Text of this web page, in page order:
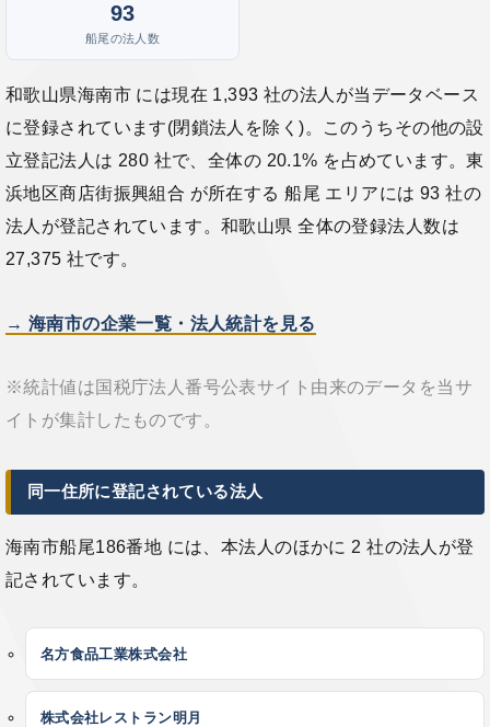
93
船尾の法人数
和歌山県海南市 には現在 1,393 社の法人が当データベース
に登録されています(閉鎖法人を除く)。このうちその他の設
立登記法人は 280 社で、全体の 20.1% を占めています。東
浜地区商店街振興組合 が所在する 船尾 エリアには 93 社の
法人が登記されています。和歌山県 全体の登録法人数は
27,375 社です。
→ 海南市の企業一覧・法人統計を見る
※統計値は国税庁法人番号公表サイト由来のデータを当サ
イトが集計したものです。
同一住所に登記されている法人
海南市船尾186番地 には、本法人のほかに 2 社の法人が登
記されています。
名方食品工業株式会社
株式会社レストラン明月